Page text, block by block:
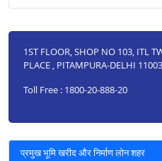
1ST FLOOR, SHOP NO 103, ITL
PLACE , PITAMPURA-DELHI
Toll Free : 1800-20-888-20
प्रमुख भूमि खरीद और निर्माण लोन शहर